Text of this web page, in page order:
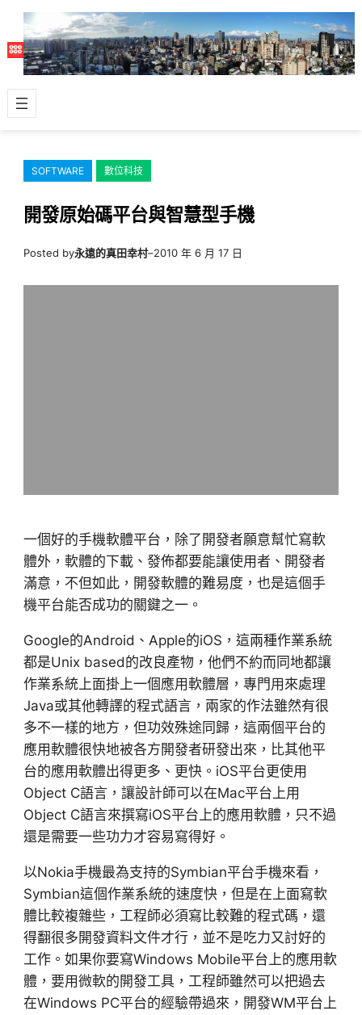
主
容
SOFTWARE 數位科技
開發原始碼平台與智慧型手機
Posted by永遠的真田幸村–2010 年 6 月 17 日
一個好的手機軟體平台，除了開發者願意幫忙寫軟
體外，軟體的下載、發佈都要能讓使用者、開發者
滿意，不但如此，開發軟體的難易度，也是這個手
機平台能否成功的關鍵之一。
Google的Android、Apple的iOS，這兩種作業系統
都是Unix based的改良產物，他們不約而同地都讓
作業系統上面掛上一個應用軟體層，專門用來處理
Java或其他轉譯的程式語言，兩家的作法雖然有很
多不一樣的地方，但功效殊途同歸，這兩個平台的
應用軟體很快地被各方開發者研發出來，比其他平
台的應用軟體出得更多、更快。iOS平台更使用
Object C語言，讓設計師可以在Mac平台上用
Object C語言來撰寫iOS平台上的應用軟體，只不過
還是需要一些功力才容易寫得好。
以Nokia手機最為支持的Symbian平台手機來看，
Symbian這個作業系統的速度快，但是在上面寫軟
體比較複雜些，工程師必須寫比較難的程式碼，還
得翻很多開發資料文件才行，並不是吃力又討好的
工作。如果你要寫Windows Mobile平台上的應用軟
體，要用微軟的開發工具，工程師雖然可以把過去
在Windows PC平台的經驗帶過來，開發WM平台上